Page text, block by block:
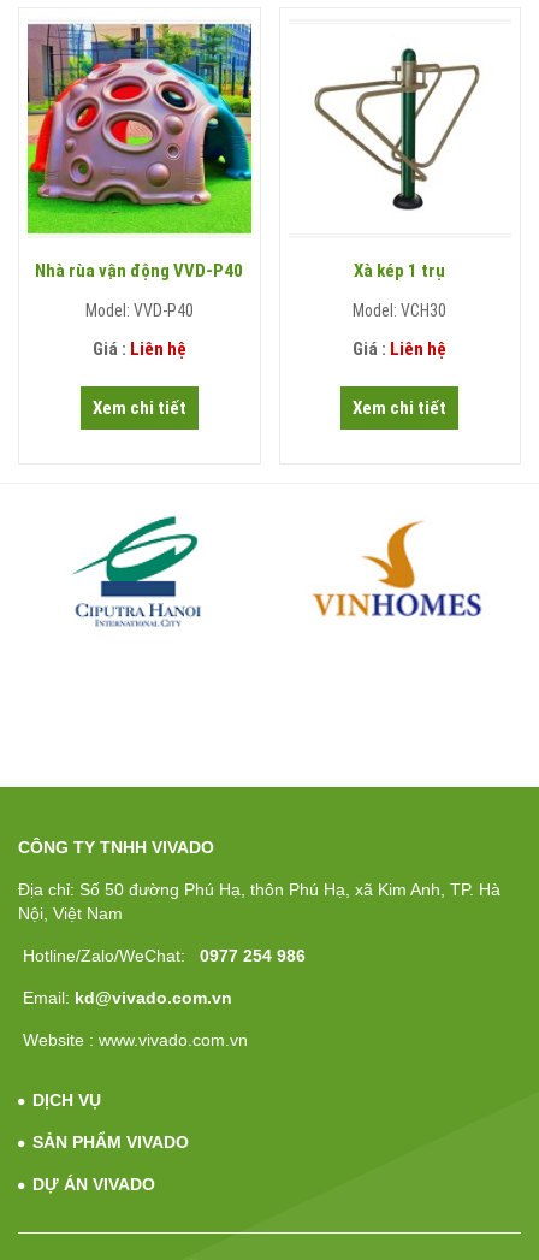
Nhà rùa vận động VVD-P40
Model: VVD-P40
Giá : Liên hệ
Xem chi tiết
Xà kép 1 trụ
Model: VCH30
Giá : Liên hệ
Xem chi tiết
CÔNG TY TNHH VIVADO
Địa chỉ: Số 50 đường Phú Hạ, thôn Phú Hạ, xã Kim Anh, TP. Hà
Nội, Việt Nam
Hotline/Zalo/WeChat: 0977 254 986
Email: kd@vivado.com.vn
Website : www.vivado.com.vn
DỊCH VỤ
SẢN PHẨM VIVADO
DỰ ÁN VIVADO